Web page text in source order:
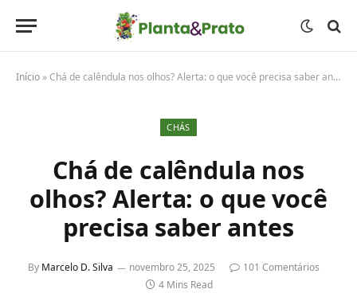
Início »Chá de calêndula nos olhos? Alerta: o que você precisa saber antes
CHÁS
Chá de calêndula nos
olhos? Alerta: o que você
precisa saber antes
By Marcelo D. Silva novembro 25, 2025
101 Comentários
4 Mins Read